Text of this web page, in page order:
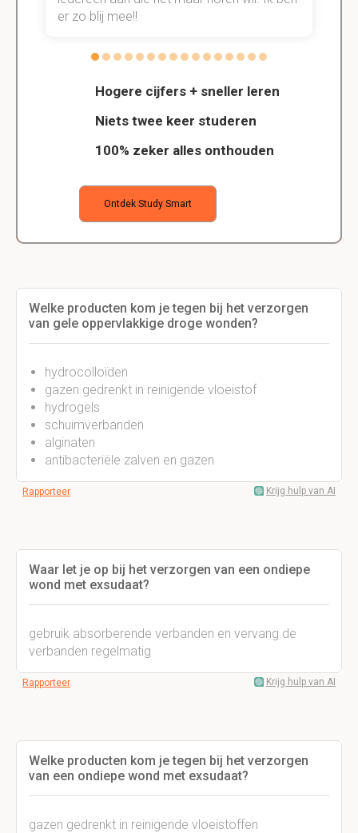
Hogere cijfers + sneller leren
Niets twee keer studeren
100% zeker alles onthouden
Ontdek Study Smart
er zo blij mee!!
Welke producten kom je tegen bij het verzorgen
van gele oppervlakkige droge wonden?
hydrocolloïden
gazen gedrenkt in reinigende vloeistof
hydrogels
schuimverbanden
alginaten
antibacteriële zalven en gazen
Rapporteer Krijg hulp van AI
Waar let je op bij het verzorgen van een ondiepe
wond met exsudaat?
gebruik absorberende verbanden en vervang de
verbanden regelmatig
Rapporteer Krijg hulp van AI
Welke producten kom je tegen bij het verzorgen
van een ondiepe wond met exsudaat?
gazen gedrenkt in reinigende vloeistoffen